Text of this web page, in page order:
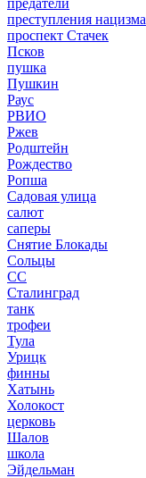
преступления нацизма
проспект Стачек
Псков
пушка
Пушкин
Раус
РВИО
Ржев
Родштейн
Рождество
Ропша
Садовая улица
салют
саперы
Снятие Блокады
Сольцы
СС
Сталинград
танк
трофеи
Тула
Урицк
финны
Хатынь
Холокост
церковь
Шалов
школа
Эйдельман